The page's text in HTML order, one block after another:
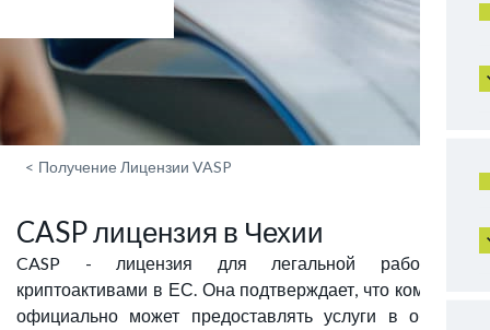
< Получение Лицензии VASP
CASP лицензия в Чехии
CASP - лицензия для легальной работы с
криптоактивами в ЕС. Она подтверждает, что компания
официально может предоставлять услуги в области